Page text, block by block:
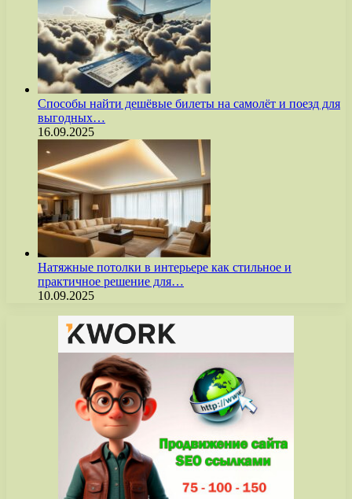
Способы найти дешёвые билеты на самолёт и поезд для
выгодных…
16.09.2025
Натяжные потолки в интерьере как стильное и
практичное решение для…
10.09.2025